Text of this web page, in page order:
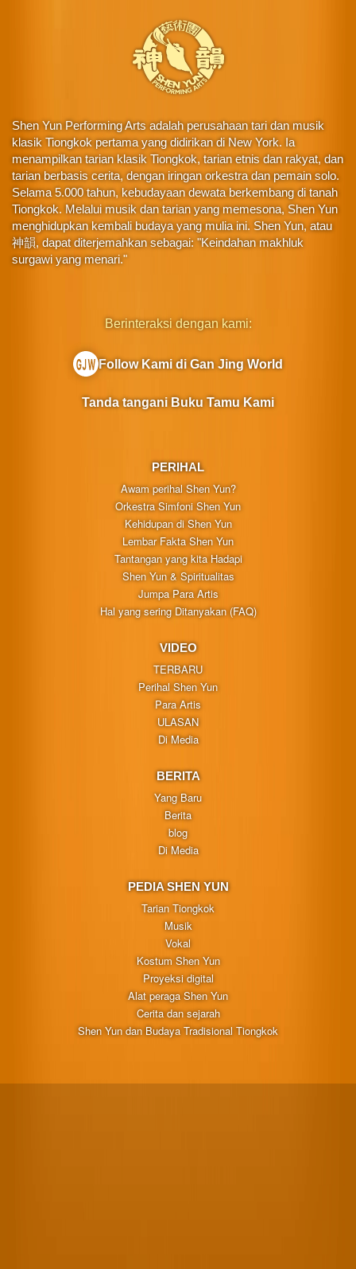
Shen Yun Performing Arts adalah perusahaan tari dan musik
klasik Tiongkok pertama yang didirikan di New York. Ia
menampilkan tarian klasik Tiongkok, tarian etnis dan rakyat, dan
tarian berbasis cerita, dengan iringan orkestra dan pemain solo.
Selama 5.000 tahun, kebudayaan dewata berkembang di tanah
Tiongkok. Melalui musik dan tarian yang memesona, Shen Yun
menghidupkan kembali budaya yang mulia ini. Shen Yun, atau
神韻, dapat diterjemahkan sebagai: "Keindahan makhluk
surgawi yang menari."
PERIHAL
Awam perihal Shen Yun?
Orkestra Simfoni Shen Yun
Kehidupan di Shen Yun
Lembar Fakta Shen Yun
Tantangan yang kita Hadapi
Shen Yun & Spiritualitas
Jumpa Para Artis
Hal yang sering Ditanyakan (FAQ)
VIDEO
TERBARU
Perihal Shen Yun
Para Artis
ULASAN
Di Media
BERITA
Yang Baru
Berita
blog
Di Media
PEDIA SHEN YUN
Tarian Tiongkok
Musik
Vokal
Kostum Shen Yun
Proyeksi digital
Alat peraga Shen Yun
Cerita dan sejarah
Shen Yun dan Budaya Tradisional Tiongkok
Berinteraksi dengan kami:
Follow Kami di Gan Jing World
Tanda tangani Buku Tamu Kami